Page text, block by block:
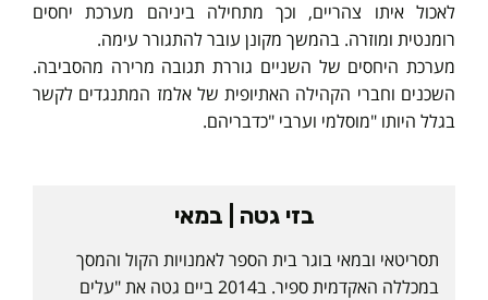
לאכול איתו צהריים, וכך מתחילה ביניהם מערכת יחסים
רומנטית ומוזרה. בהמשך מקונן עובר להתגורר עימה.
מערכת היחסים של השניים גוררת תגובה מרירה מהסביבה.
השכנים וחברי הקהילה האתיופית של אלמז המתנגדים לקשר
בגלל היותו "מוסלמי וערבי "כדבריהם.
בזי גטה | במאי
תסריטאי ובמאי בוגר בית הספר לאמנויות הקול והמסך
במכללה האקדמית ספיר. ב2014 ביים גטה את "עלים